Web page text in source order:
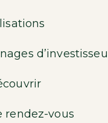
rendez-vous